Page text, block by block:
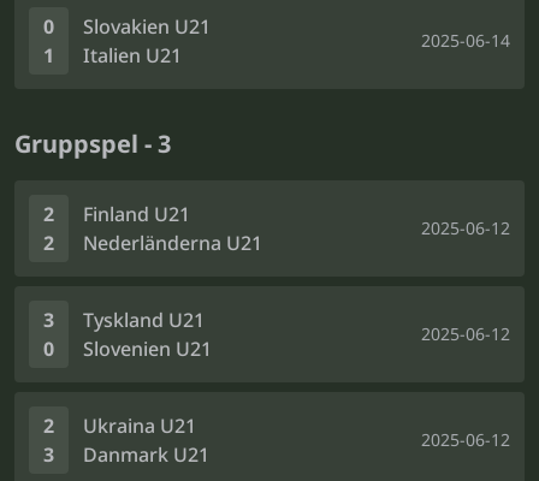
0
1
Slovakien U21
Italien U21
2025-06-14
Gruppspel - 3
2
2
Finland U21
Nederländerna U21
2025-06-12
3
0
Tyskland U21
Slovenien U21
2025-06-12
2
3
Ukraina U21
Danmark U21
2025-06-12